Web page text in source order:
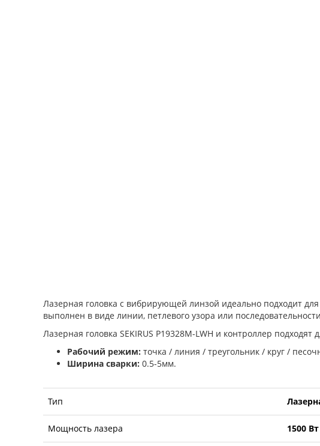
Лазерная головка с вибрирующей линзой идеально подходит
выполнен в виде линии, петлевого узора или
Лазерная головка SEKIRUS P19328M-LWH и контроллер
Рабочий режим: точка / линия / треугольник / круг /
Ширина сварки: 0.5-5мм.
Тип
Мощность лазера 1500 Вт